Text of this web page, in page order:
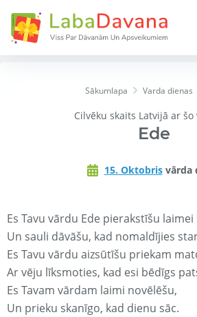
Sākumlapa Varda dienas
Cilvēku skaits Latvijā ar šo
Ede
15. Oktobrisvārda
Es Tavu vārdu Ede pierakstīšu laimei
Un sauli dāvāšu, kad nomaldījies
Es Tavu vārdu aizsūtīšu priekam
Ar vēju līksmoties, kad esi bēdīgs
Es Tavam vārdam laimi novēlēšu,
Un prieku skanīgo, kad dienu sāc.